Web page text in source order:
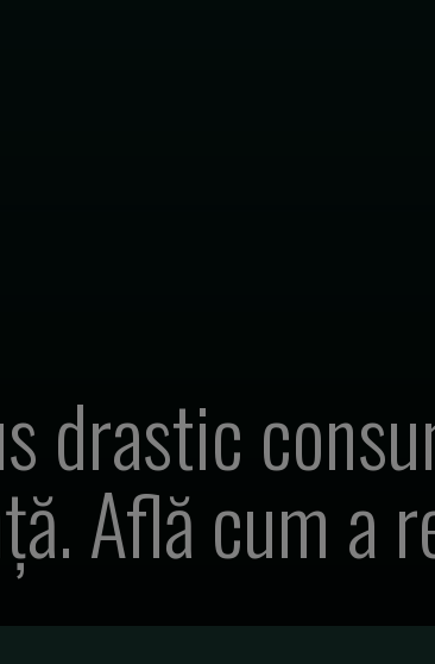
drastic
Află cum a